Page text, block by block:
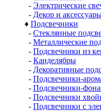
- Электрические
- Декор и
♦ Подсвечники
- Стеклянные
- Металлические
- Подсвечники из
- Канделябры
- Декоративные
- Подсвечники-
- Подсвечники-
- Подсвечники
- Подсвечники с